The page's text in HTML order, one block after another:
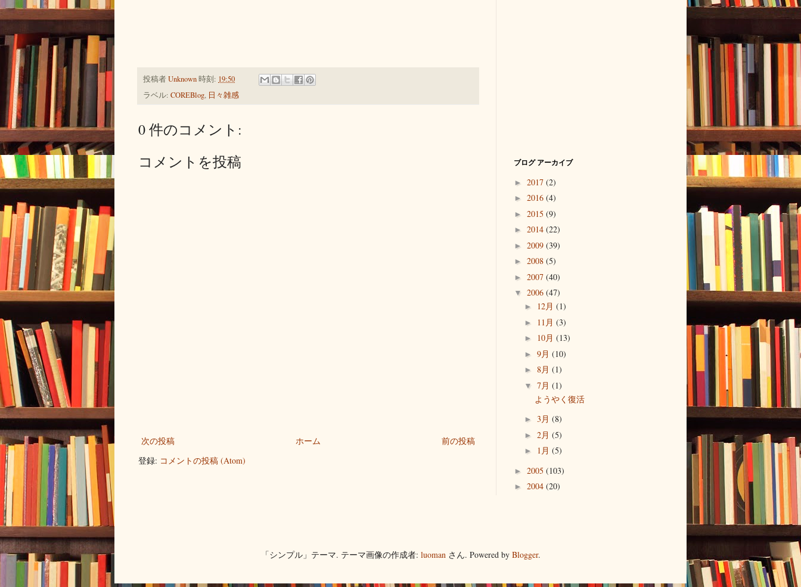
投稿者Unknown時刻: 19:50
ラベル: COREBlog, 日々雑感
0 件のコメント:
コメントを投稿
次の投稿 前の投稿
ホーム
登録: コメントの投稿 (Atom)
ブログ アーカイブ
► 2017 (2)
► 2016 (4)
► 2015 (9)
► 2014 (22)
► 2009 (39)
► 2008 (5)
► 2007 (40)
▼ 2006 (47)
► 12月 (1)
► 11月 (3)
► 10月 (13)
► 9月 (10)
► 8月 (1)
▼ 7月 (1)
ようやく復活
► 3月 (8)
► 2月 (5)
► 1月 (5)
► 2005 (103)
► 2004 (20)
「シンプル」テーマ. テーマ画像の作成者: luomanさん. Powered by Blogger.